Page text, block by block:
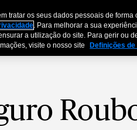
Pessoas e Família Empresas
tratar os seus dados pessoais de
. Para melhorar a sua
a utilização do site. Para gerir ou
visite o nosso site
Definições